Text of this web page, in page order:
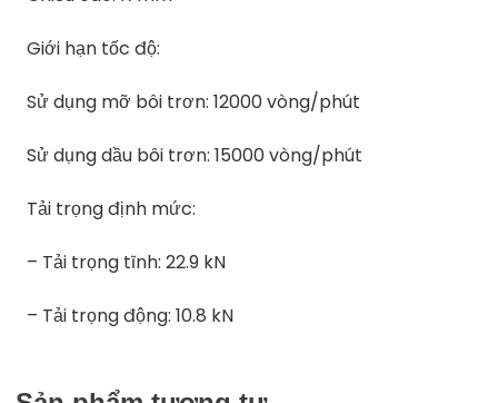
Giới hạn tốc độ:
Sử dụng mỡ bôi trơn: 12000 vòng/phút
Sử dụng dầu bôi trơn: 15000 vòng/phút
Tải trọng định mức:
– Tải trọng tĩnh: 22.9 kN
– Tải trọng động: 10.8 kN